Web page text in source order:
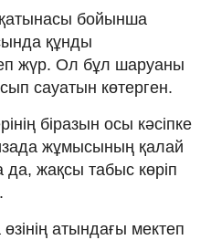
бойынша
құнды
жүр. Ол бұл шаруаны
сауатын көтерген.
біразын осы кәсіпке
жұмысының қалай
да, жақсы табыс көріп
атындағы мектеп